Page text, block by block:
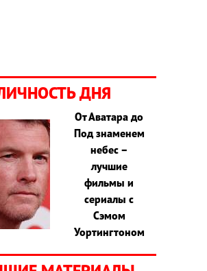
ДНЯ
От Аватара до
Под знаменем
небес –
лучшие
фильмы и
сериалы с
Сэмом
Уортингтоном